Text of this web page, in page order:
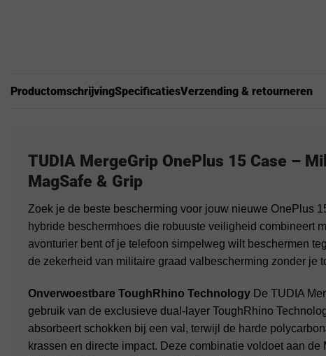
ProductomschrijvingSpecificatiesVerzending & retourneren
TUDIA MergeGrip OnePlus 15 Case –
MagSafe & Grip
Zoek je de beste bescherming voor jouw nieuwe OnePlus
hybride beschermhoes die robuuste veiligheid combineert
avonturier bent of je telefoon simpelweg wilt beschermen
de zekerheid van militaire graad valbescherming zonder je
Onverwoestbare ToughRhino Technology De TUDIA
gebruik van de exclusieve dual-layer ToughRhino
absorbeert schokken bij een val, terwijl de harde
krassen en directe impact. Deze combinatie voldoet aan